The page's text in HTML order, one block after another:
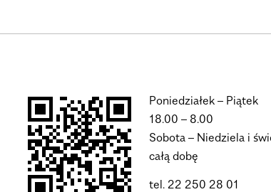
Poniedziałek – Piątek
18.00 – 8.00
Sobota – Niedziela i
całą dobę
tel. 22 250 28 01